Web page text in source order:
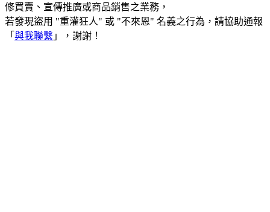
修買賣、宣傳推廣或商品銷售之業務，
若發現盜用 "重灌狂人" 或 "不來恩" 名義之行為，請協助通報
「 與我聯繫 」，謝謝！